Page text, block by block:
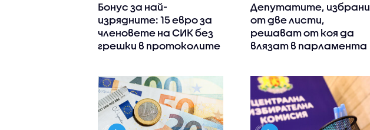
Бонус за най-
изрядните: 15 евро за
членовете на СИК без
грешки в протоколите
Депутатите, избрани
от две листи,
решават от коя да
влязат в парламента